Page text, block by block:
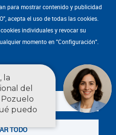
·Accesibilidad ·Política de privacidad
·English
Pozuelo
Pozuelo de Alarcón (Madrid)
628 300
para mostrar contenido y publicidad
acepta el uso de todas las cookies.
individuales y revocar su
momento en "Configuración".
TODO
TODO